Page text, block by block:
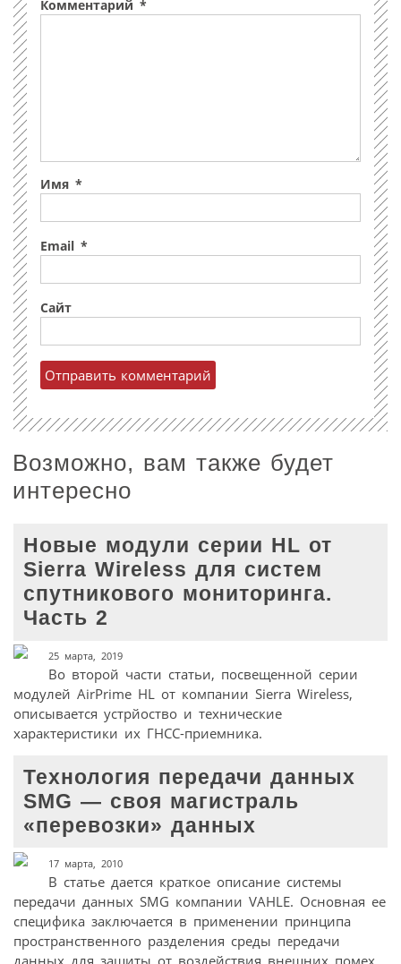
Комментарий *
Имя *
Email *
Сайт
Возможно, вам также будет
интересно
Новые модули серии HL от
Sierra Wireless для систем
спутникового мониторинга.
Часть 2
25 марта, 2019
Во второй части статьи, посвещенной серии
модулей AirPrime HL от компании Sierra Wireless,
описывается устрйоство и технические
характеристики их ГНСС-приемника.
Технология передачи данных
SMG — своя магистраль
«перевозки» данных
17 марта, 2010
В статье дается краткое описание системы
передачи данных SMG компании VAHLE. Основная ее
специфика заключается в применении принципа
пространственного разделения среды передачи
данных для защиты от воздействия внешних помех